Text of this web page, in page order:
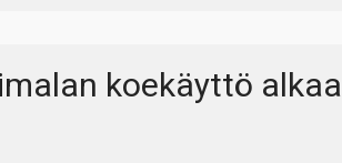
koekäyttö alkaa